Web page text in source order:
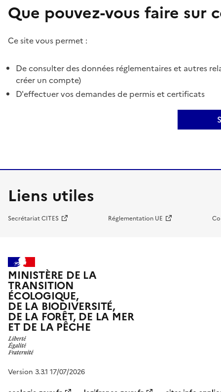
Que pouvez-vous faire sur
Ce site vous permet :
De consulter des données réglementaires et autres
créer un compte)
D'effectuer vos demandes de permis et certificats
Liens utiles
Secrétariat CITES Réglementation UE
MINISTÈRE DE LA
TRANSITION
ÉCOLOGIQUE,
DE LA BIODIVERSITÉ,
DE LA FORÊT, DE LA MER
ET DE LA PÊCHE
Version 3.3.1 17/07/2026